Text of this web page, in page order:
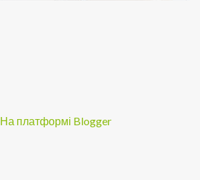
На платформі Blogger